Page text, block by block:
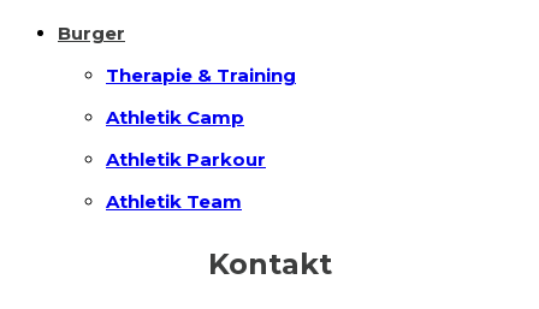
Burger
Therapie & Training
Athletik Camp
Athletik Parkour
Athletik Team
Kontakt